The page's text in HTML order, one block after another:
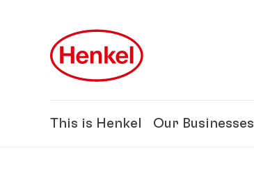
This is Henkel Our Businesses